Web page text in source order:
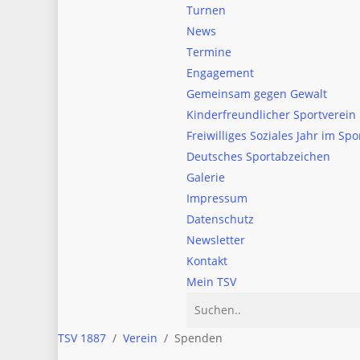
Turnen
News
Termine
Engagement
Gemeinsam gegen Gewalt
Kinderfreundlicher Sportverein
Freiwilliges Soziales Jahr im
Deutsches Sportabzeichen
Galerie
Impressum
Datenschutz
Newsletter
Kontakt
Mein TSV
TSV 1887 / Verein / Spenden